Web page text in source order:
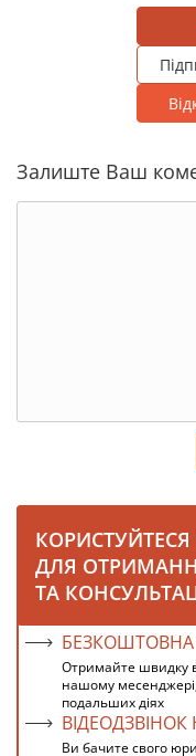
Залиште Ваш
ДЛЯ
ТА
БЕЗКОШТОВНА
Отримайте швидку
нашому
подальших діях
Ви бачите свого